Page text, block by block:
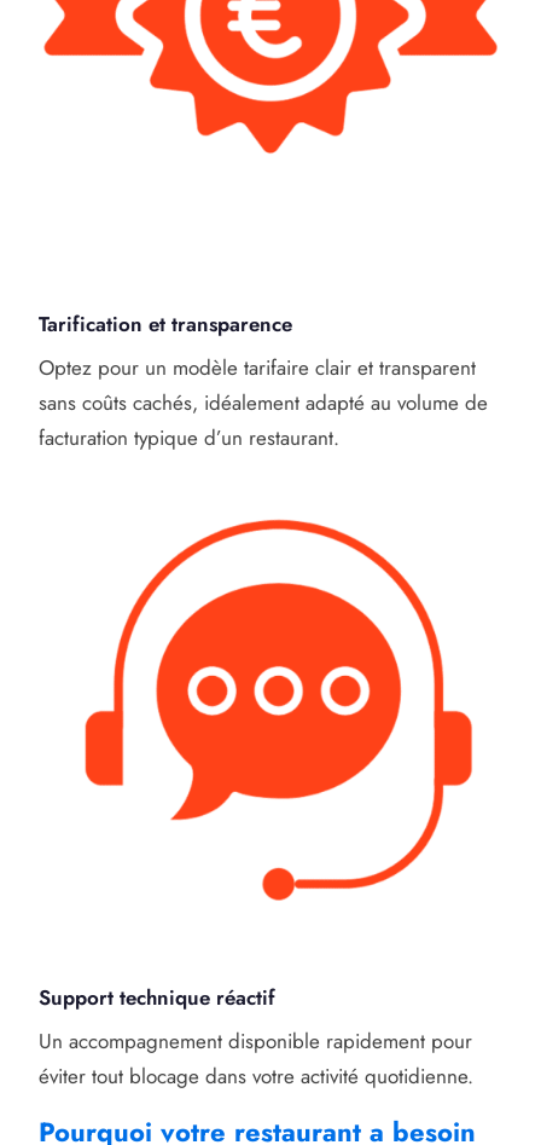
Tarification et transparence
Optez pour un modèle tarifaire clair et transparent
sans coûts cachés, idéalement adapté au volume de
facturation typique d’un restaurant.
Support technique réactif
Un accompagnement disponible rapidement pour
éviter tout blocage dans votre activité quotidienne.
Pourquoi votre restaurant a besoin